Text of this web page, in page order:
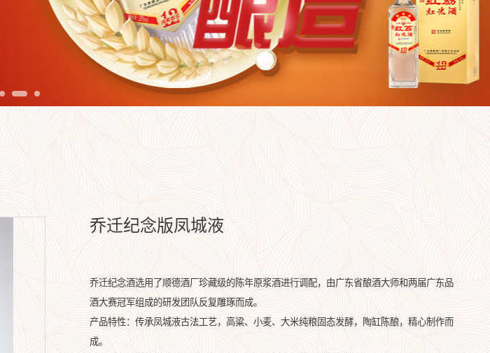
乔迁纪念版凤城液
乔迁纪念酒选用了顺德酒厂珍藏级的陈年原浆酒进行调配，由广东省酿酒大师和两届广东品
酒大赛冠军组成的研发团队反复雕琢而成。
产品特性：传承凤城液古法工艺，高粱、小麦、大米纯粮固态发酵，陶缸陈酿，精心制作而
成。